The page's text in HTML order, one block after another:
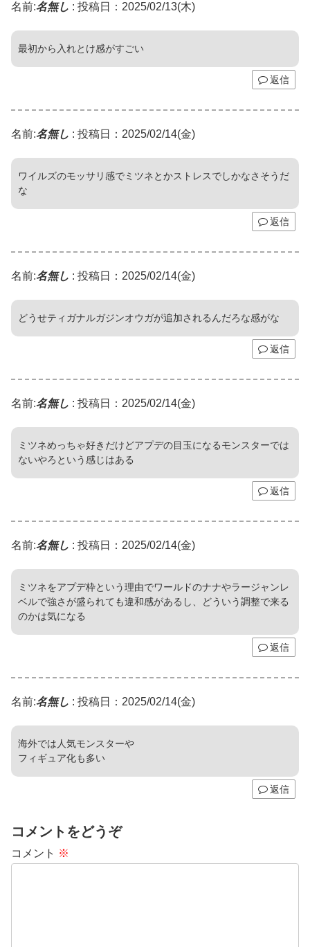
名前:名無し : 投稿日：2025/02/13(木)
最初から入れとけ感がすごい
返信
名前:名無し : 投稿日：2025/02/14(金)
ワイルズのモッサリ感でミツネとかストレスでしかなさそうだ
な
返信
名前:名無し : 投稿日：2025/02/14(金)
どうせティガナルガジンオウガが追加されるんだろな感がな
返信
名前:名無し : 投稿日：2025/02/14(金)
ミツネめっちゃ好きだけどアプデの目玉になるモンスターでは
ないやろという感じはある
返信
名前:名無し : 投稿日：2025/02/14(金)
ミツネをアプデ枠という理由でワールドのナナやラージャンレ
ベルで強さが盛られても違和感があるし、どういう調整で来る
のかは気になる
返信
名前:名無し : 投稿日：2025/02/14(金)
海外では人気モンスターや
フィギュア化も多い
返信
コメントをどうぞ
コメント ※